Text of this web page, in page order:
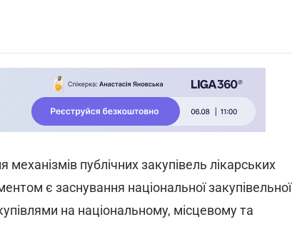
публічних закупівель лікарських
є заснування національної закупівельної
на національному, місцевому та